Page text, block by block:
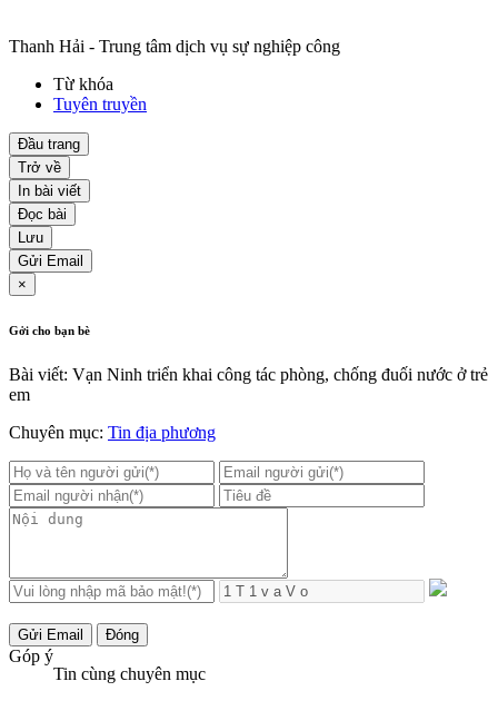
Thanh Hải - Trung tâm dịch vụ sự nghiệp công
Từ khóa
Tuyên truyền
Đầu trang
Trở về
In bài viết
Đọc bài
Lưu
Gửi Email
×
Gởi cho bạn bè
Bài viết: Vạn Ninh triển khai công tác phòng, chống đuối nước ở trẻ
em
Chuyên mục: Tin địa phương
Gửi Email Đóng
Góp ý
Tin cùng chuyên mục